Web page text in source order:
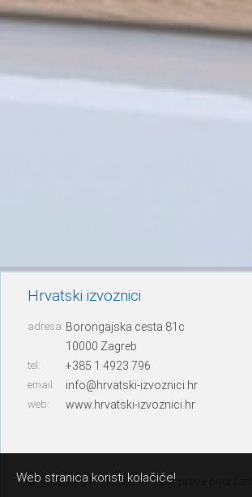
Hrvatski izvoznici
adresa: Borongajska cesta 81c
10000 Zagreb
tel: +385 1 4923 796
email: info@hrvatski-izvoznici.hr
web: www.hrvatski-izvoznici.hr
© 2013. Hrvatski izvoznici – sva prava pridržana
Web stranica koristi kolačiće!